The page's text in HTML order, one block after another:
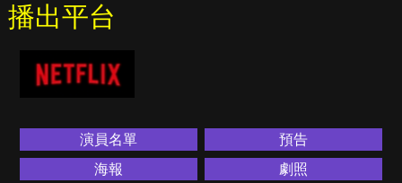
播出平台
演員名單
預告
海報
劇照